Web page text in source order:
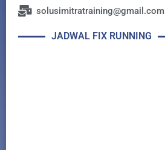
solusimitratraining@gmail.com
JADWAL FIX RUNNING